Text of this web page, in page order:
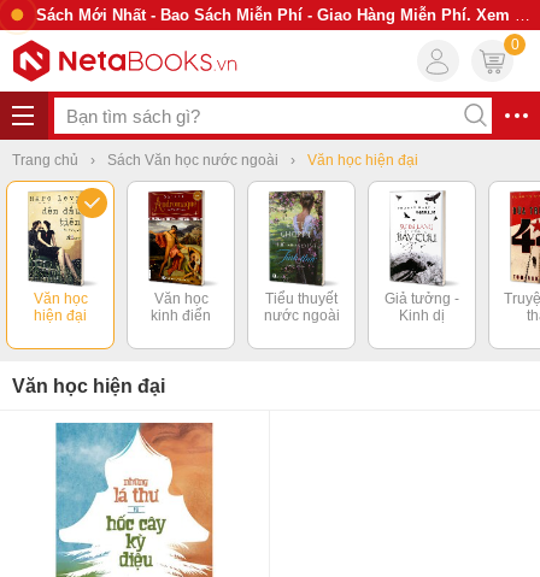
Sách Mới Nhất - Bao Sách Miễn Phí - Giao Hàng Miễn Phí. Xem Ngay
0
Trang chủ Sách Văn học nước ngoài Văn học hiện đại
Văn học
hiện đại
Văn học
kinh điển
Tiểu thuyết
nước ngoài
Giả tưởng -
Kinh dị
Văn học hiện đại